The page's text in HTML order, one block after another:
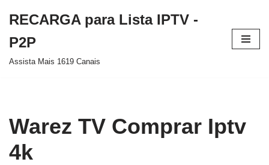
para
o
RECARGA para Lista IPTV -
P2P
Assista Mais 1619 Canais
Warez TV Comprar Iptv
4k